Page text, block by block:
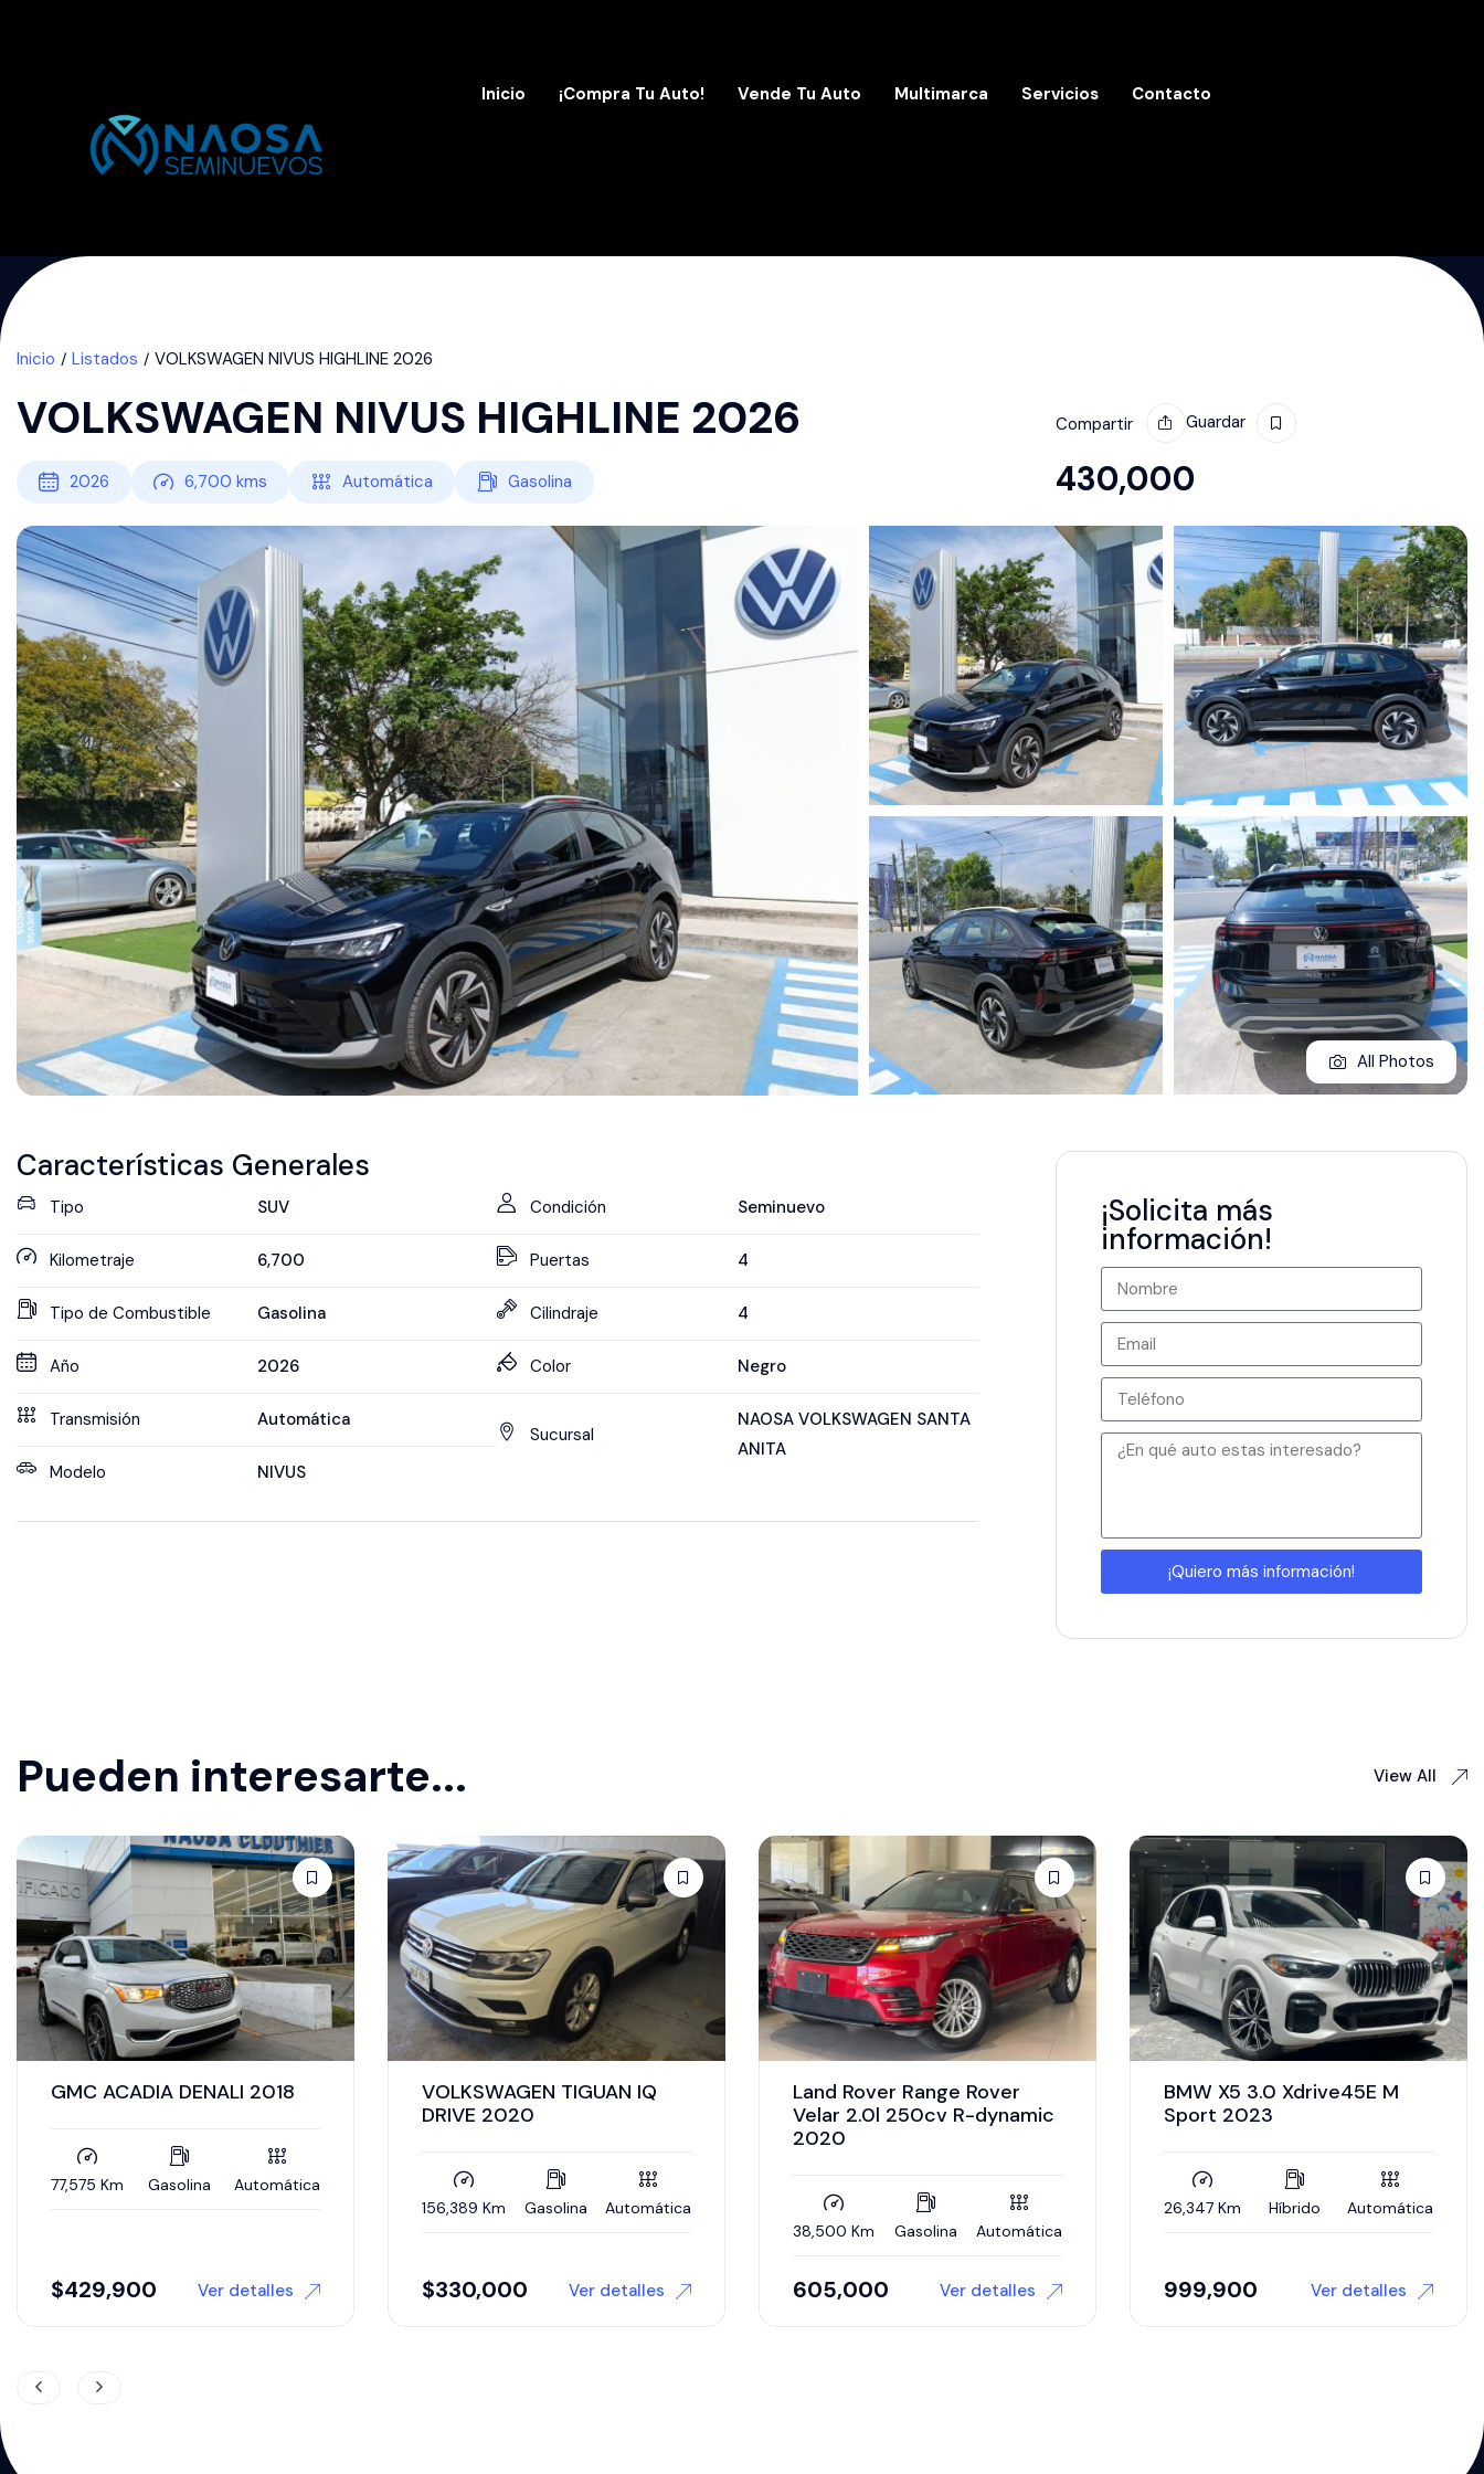
Inicio ¡Compra Tu Auto! Vende Tu Auto Multimarca Servicios Contacto
Inicio Listados VOLKSWAGEN NIVUS HIGHLINE 2026
VOLKSWAGEN NIVUS HIGHLINE 2026
2026 6,700 kms Automática Gasolina
Compartir Guardar
430,000
All Photos
Características Generales
Tipo SUV
Kilometraje 6,700
Tipo de Combustible Gasolina
Año 2026
Transmisión Automática
Modelo NIVUS
Condición Seminuevo
Puertas 4
Cilindraje 4
Color Negro
Sucursal
NAOSA VOLKSWAGEN SANTA
ANITA
¡Solicita más
información!
¡Quiero más información!
Pueden interesarte... View All
VOLKSWAGEN TIGUAN IQ
$330,000 Ver detalles
Land Rover Range Rover
Velar 2.0l 250cv R-dynamic
605,000 Ver detalles
BMW X5 3.0 Xdrive45E M
Sport 2023
26,347 Km Híbrido Automática
999,900 Ver detalles
Infiniti QX60 3.5 V6 Sensory
Awd At 2023
37,999 Km Gasolina Automática
$ 769,900 Ver detalles